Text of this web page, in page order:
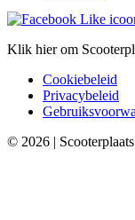
Klik hier om
Cookiebeleid
Privacybeleid
© 2026 |